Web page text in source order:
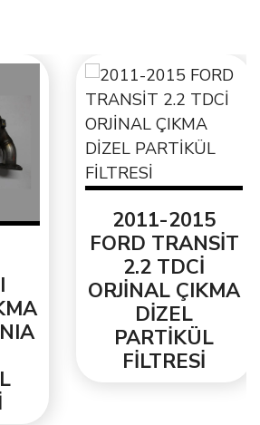
2011-2015
FORD TRANSİT
2.2 TDCİ
ORJİNAL ÇIKMA
DİZEL
PARTİKÜL
FİLTRESİ